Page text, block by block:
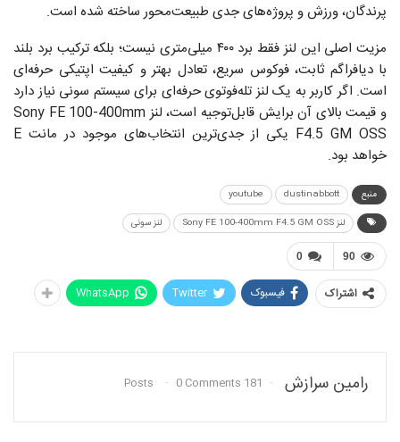
پرندگان، ورزش و پروژه‌های جدی طبیعت‌محور ساخته شده است.
مزیت اصلی این لنز فقط برد ۴۰۰ میلی‌متری نیست؛ بلکه ترکیب برد بلند
با دیافراگم ثابت، فوکوس سریع، تعادل بهتر و کیفیت اپتیکی حرفه‌ای
است. اگر کاربر به یک لنز تله‌فوتوی حرفه‌ای برای سیستم سونی نیاز دارد
و قیمت بالای آن برایش قابل‌توجیه است، لنز Sony FE 100-400mm
F4.5 GM OSS یکی از جدی‌ترین انتخاب‌های موجود در مانت E
خواهد بود.
منبع dustinabbott
youtube
لنز Sony FE 100-400mm F4.5 GM OSS
لنز سونی
0 90
اشتراک فیسبوک Twitter
WhatsApp
رامین سرازش 181 Posts
0 Comments